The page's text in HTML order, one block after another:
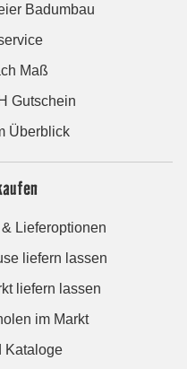
Badumbau
Maß
Gutschein
Überblick
Lieferoptionen
liefern lassen
liefern lassen
im Markt
Kataloge